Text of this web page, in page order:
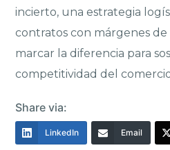
incierto, una estrategia
contratos con márgenes
marcar la diferencia para
competitividad del
Share via:
LinkedIn Email